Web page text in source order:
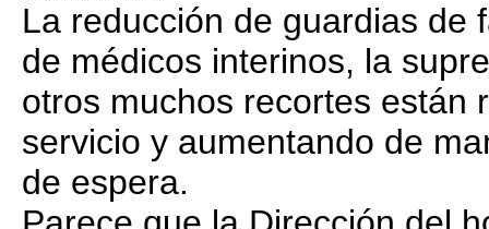
La reducción de guardias de
de médicos interinos, la
otros muchos recortes están
servicio y aumentando de
de espera.